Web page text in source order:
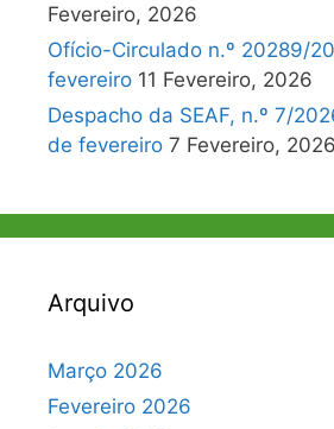
Fevereiro, 2026
Ofício-Circulado n.º 20289/
fevereiro 11 Fevereiro, 2026
Despacho da SEAF, n.º 7/
de fevereiro 7 Fevereiro, 2026
Arquivo
Março 2026
Fevereiro 2026